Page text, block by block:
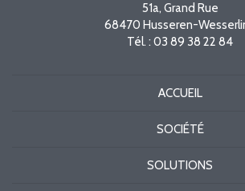
51a, Grand Rue
68470 Husseren-
Tél. : 03 89 38 22 84
ACCUEIL
SOCIÉTÉ
SOLUTIONS